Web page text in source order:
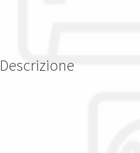
Descrizione